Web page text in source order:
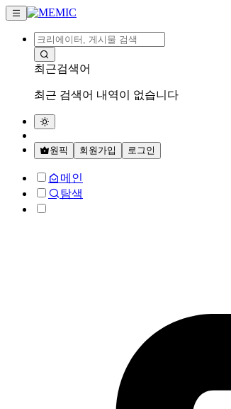
최근검색어
최근 검색어 내역이 없습니다
원픽 회원가입 로그인
메인
탐색